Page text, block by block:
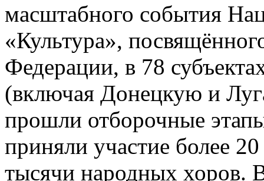
масштабного события
«Культура»,
Федерации, в 78
(включая Донецкую и
прошли отборочные
приняли участие более
тысячи народных хоров.